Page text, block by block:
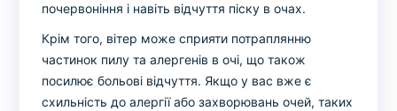
почервоніння і навіть відчуття піску в очах.
Крім того, вітер може сприяти потраплянню
частинок пилу та алергенів в очі, що також
посилює больові відчуття. Якщо у вас вже є
схильність до алергії або захворювань очей, таких